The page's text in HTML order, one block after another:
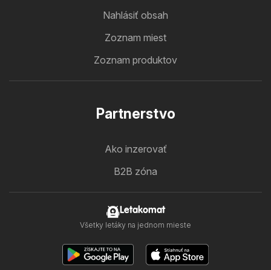
Nahlásiť obsah
Zoznam miest
Zoznam produktov
Partnerstvo
Ako inzerovať
B2B zóna
Letakomat
Všetky letáky na jednom mieste